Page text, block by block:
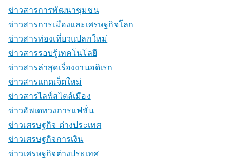
ข่าวสารการพัฒนาชุมชน
ข่าวสารการเมืองและเศรษฐกิจโลก
ข่าวสารท่องเที่ยวแปลกใหม่
ข่าวสารรอบรู้เทคโนโลยี
ข่าวสารล่าสุดเรื่องงานอดิเรก
ข่าวสารแกดเจ็ตใหม่
ข่าวสารไลฟ์สไตล์เมือง
ข่าวอัพเดทวงการแฟชั่น
ข่าวเศรษฐกิจ ต่างประเทศ
ข่าวเศรษฐกิจการเงิน
ข่าวเศรษฐกิจต่างประเทศ